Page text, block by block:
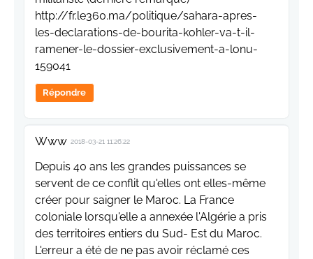
http://fr.le360.ma/politique/sahara-apres-
les-declarations-de-bourita-kohler-va-t-il-
ramener-le-dossier-exclusivement-a-lonu-
159041
Répondre
Www 2018-03-21 11:26:22
Depuis 40 ans les grandes puissances se
servent de ce conflit qu'elles ont elles-même
créer pour saigner le Maroc. La France
coloniale lorsqu'elle a annexée l'Algérie a pris
des territoires entiers du Sud- Est du Maroc.
L'erreur a été de ne pas avoir réclamé ces